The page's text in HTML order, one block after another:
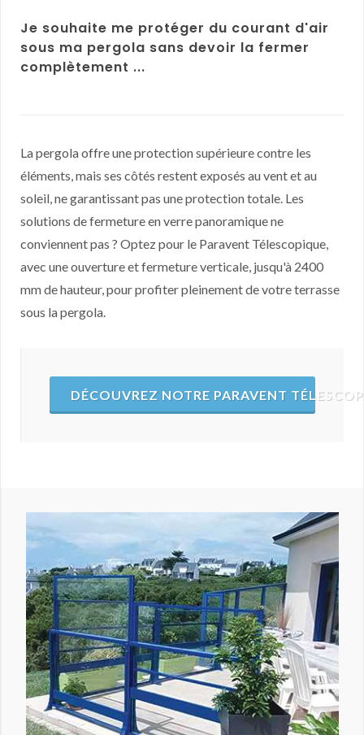
Je souhaite me protéger du courant d'air
sous ma pergola sans devoir la fermer
complètement ...
La pergola offre une protection supérieure contre les
éléments, mais ses côtés restent exposés au vent et au
soleil, ne garantissant pas une protection totale. Les
solutions de fermeture en verre panoramique ne
conviennent pas ? Optez pour le Paravent Télescopique,
avec une ouverture et fermeture verticale, jusqu'à 2400
mm de hauteur, pour profiter pleinement de votre terrasse
sous la pergola.
DÉCOUVREZ NOTRE PARAVENT